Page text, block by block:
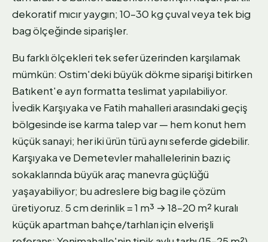
dekoratif mıcır yaygın; 10–30 kg çuval veya tek big
bag ölçeğinde siparişler.
Bu farklı ölçekleri tek sefer üzerinden karşılamak
mümkün: Ostim'deki büyük dökme siparişi bitirken
Batıkent'e ayrı formatta teslimat yapılabiliyor.
İvedik Karşıyaka ve Fatih mahalleri arasındaki geçiş
bölgesinde ise karma talep var — hem konut hem
küçük sanayi; her iki ürün türü aynı seferde gidebilir.
Karşıyaka ve Demetevler mahallelerinin bazı iç
sokaklarında büyük araç manevra güçlüğü
yaşayabiliyor; bu adreslere big bag ile çözüm
üretiyoruz. 5 cm derinlik = 1 m³ → 18–20 m² kuralı
küçük apartman bahçe/tarhları için elverişli